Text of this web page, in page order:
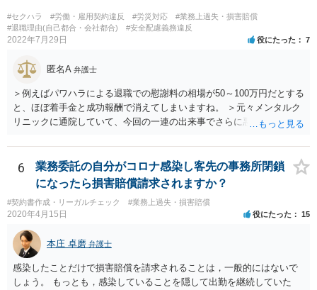
様々な事情のヒアリングや証拠資料の検討が必要になるため、今後の
方針の検討も含め、一度面談にて法律相談をされることをおすすめし
ます。
#セクハラ #労働・雇用契約違反 #労災対応
#業務上過失・損害賠償
#退職理由(自己都合・会社都合)
#安全配慮義務違反
2022年7月29日 役にたった 7
匿名A 弁護士
＞例えばパワハラによる退職での慰謝料の相場が50～100万円だとする
と、ほぼ着手金と成功報酬で消えてしまいますね。 ＞元々メンタルク
リニックに通院していて、今回の一連の出来事でさらに悪化した事実
万が一、慰謝料請求が認められるにしても金額としては微々たるもの
かと思いますが、依頼する弁護士に詳細を説明したうえで指示を仰い
だ方がいいかと思います。
6
業務委託の自分がコロナ感染し客先の事務所閉鎖
になったら損害賠償請求されますか？
#契約書作成・リーガルチェック #業務上過失・損害賠償
2020年4月15日 役にたった 15
本庄 卓磨 弁護士
感染したことだけで損害賠償を請求されることは，一般的にはないで
しょう。 もっとも，感染していることを隠して出勤を継続していた